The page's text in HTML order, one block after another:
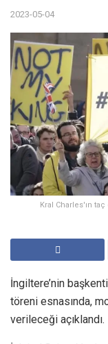
2023-05-04
Kral Charles'ın
İngiltere’nin
töreni esnasında,
verileceği açıklandı.